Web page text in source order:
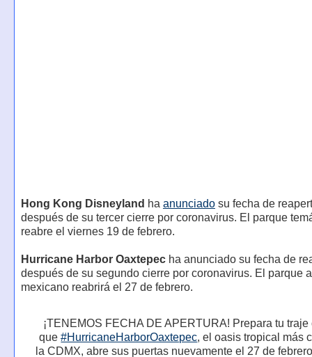
Hong Kong Disneyland ha anunciadosu fecha de
después de su tercer cierre por coronavirus. El parque
reabre el viernes 19 de febrero.
Hurricane Harbor Oaxtepecha anunciado su fecha de
después de su segundo cierre por coronavirus. El parque
mexicano reabrirá el 27 de febrero.
¡TENEMOS FECHA DE APERTURA! Prepara tu traje
que#HurricaneHarborOaxtepec, el oasis tropical más
la CDMX, abre sus puertas nuevamente el 27 de